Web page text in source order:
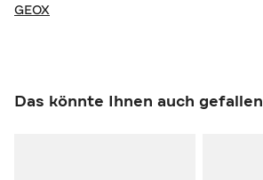
GEOX
Das könnte Ihnen auch gefallen